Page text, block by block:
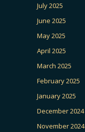
July 2025
June 2025
May 2025
April 2025
March 2025
February 2025
January 2025
December 2024
November 2024